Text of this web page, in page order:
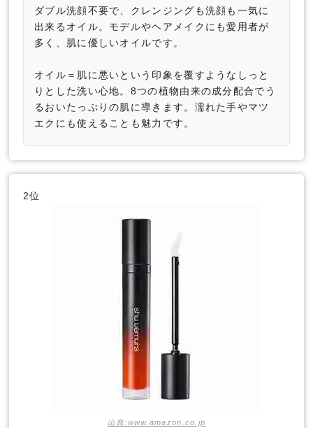
ダブル洗顔不要で、クレンジングも洗顔も一気に
出来るオイル。モデルやヘアメイクにも愛用者が
多く、肌に優しいオイルです。
オイル＝肌に悪いという印象を覆すようなしっと
りとした洗い心地。8つの植物由来の成分配合でう
るおいたっぷりの肌に導きます。濡れた手やマツ
エクにも使えることも魅力です。
2位
出典:www.amazon.co.jp